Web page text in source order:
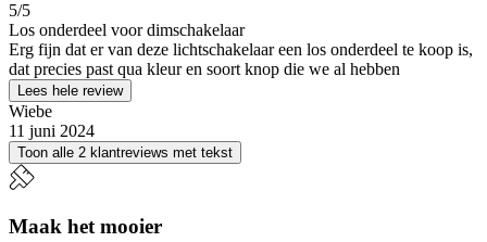
5/5
Los onderdeel voor dimschakelaar
Erg fijn dat er van deze lichtschakelaar een los onderdeel te koop is,
dat precies past qua kleur en soort knop die we al hebben
Lees hele review
Wiebe
11 juni 2024
Toon alle 2 klantreviews met tekst
Maak het mooier